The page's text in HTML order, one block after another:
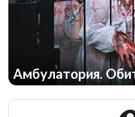
Амбулатория.